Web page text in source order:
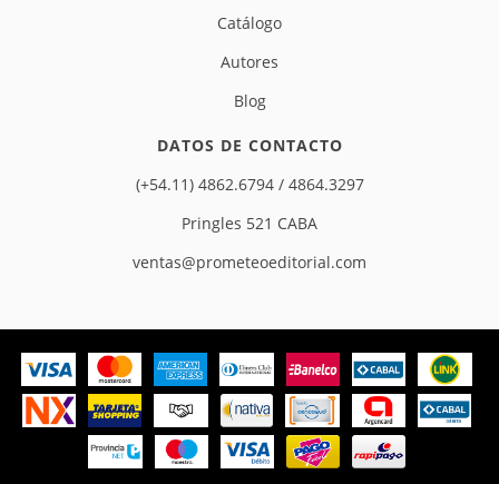
Catálogo
Autores
Blog
DATOS DE CONTACTO
(+54.11) 4862.6794 / 4864.3297
Pringles 521 CABA
ventas@prometeoeditorial.com